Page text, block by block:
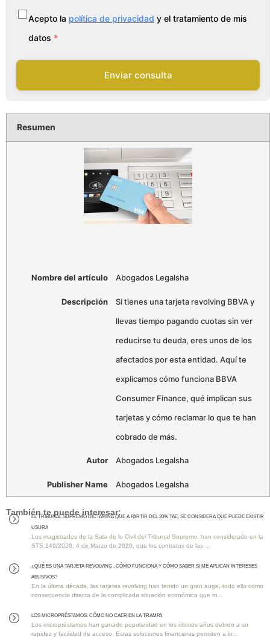
Acepto la política de privacidad y el tratamiento de mis
datos *
Enviar consulta
Resumen
Nombre del artículo Abogados Legalsha
Descripción
Si tienes una tarjeta revolving BBVA y
llevas tiempo pagando cuotas sin ver
reducirse tu deuda, eres unos de los
afectados por esta entidad. Aquí te
explicamos cómo funciona BBVA
Consumer Finance, qué implican sus
tarjetas y cómo reclamar lo que te han
cobrado de más.
Autor Abogados Legalsha
Publisher Name Abogados Legalsha
También te puede interesar:
=
EL TRIBUNAL SUPREMO DICTAMINA QUE A PARTIR DEL 20% TAE, SE CONSIDERA QUE PUEDE EXISTIR
USURA
Los magistrados de la Sala de lo Civil del Tribunal Supremo, han considerado en la
STS 149/2020, 4 de Marzo de 2020, que los contratos de las ...
=
¿QUÉ ES UNA TARJETA REVOLVING , CÓMO FUNCIONA Y CÓMO SABER SI ME APLICAN INTERESES
ABUSIVOS?
En la última década, las tarjetas revolving han tenido un gran auge, todo ello como
consecuencia directa de la complicada situación económica que m...
= Los MICROPRÉSTAMOS: Cómo No Caer en la Trampa
Los micropréstamos han ganado popularidad en los últimos años debido a su
rapidez y facilidad de acceso. Estas soluciones financieras permiten a lo...